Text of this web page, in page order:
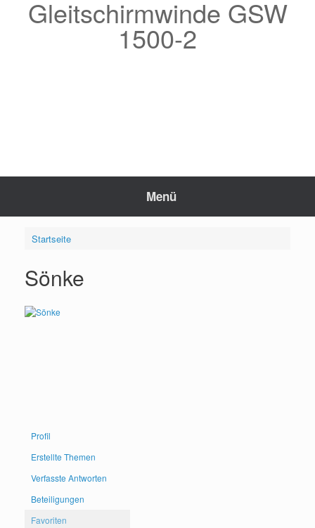
Gleitschirmwinde GSW
1500-2
Menü
Startseite
Sönke
Profil
Erstellte Themen
Verfasste Antworten
Beteiligungen
Favoriten